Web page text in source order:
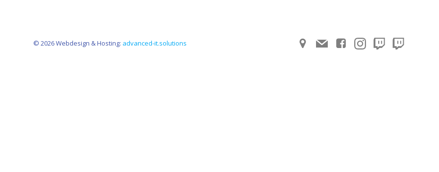
© 2026 Webdesign & Hosting: advanced-it.solutions